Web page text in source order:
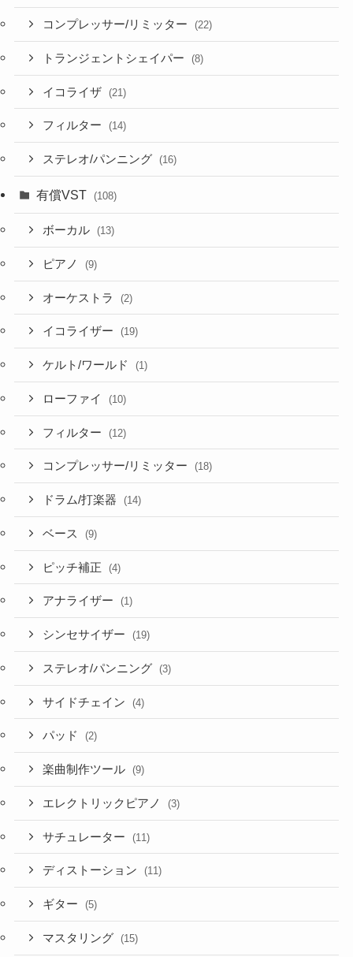
コンプレッサー/リミッター (22)
トランジェントシェイパー (8)
イコライザ (21)
フィルター (14)
ステレオ/パンニング (16)
有償VST (108)
ボーカル (13)
ピアノ (9)
オーケストラ (2)
イコライザー (19)
ケルト/ワールド (1)
ローファイ (10)
フィルター (12)
コンプレッサー/リミッター (18)
ドラム/打楽器 (14)
ベース (9)
ピッチ補正 (4)
アナライザー (1)
シンセサイザー (19)
ステレオ/パンニング (3)
サイドチェイン (4)
パッド (2)
楽曲制作ツール (9)
エレクトリックピアノ (3)
サチュレーター (11)
ディストーション (11)
ギター (5)
マスタリング (15)